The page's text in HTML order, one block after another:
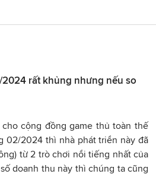
rất khủng nhưng nếu so
cộng đồng game thủ toàn thế
02/2024 thì nhà phát triển này đã
từ 2 trò chơi nổi tiếng nhất của
doanh thu này thì chúng ta cũng